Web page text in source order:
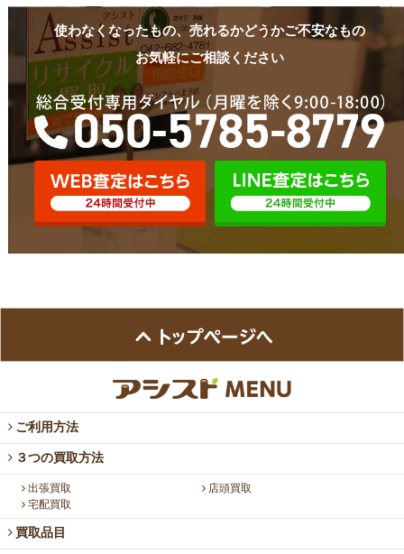
使わなくなったもの、売れるかどうかご不安なもの
お気軽にご相談ください
ご利用方法
３つの買取方法
出張買取
店頭買取
宅配買取
買取品目